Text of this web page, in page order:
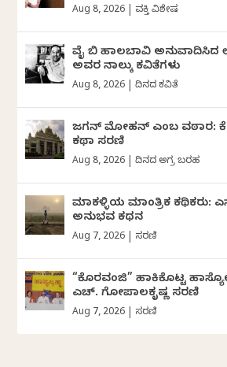
Aug 8, 2026 ವ್ಯಕ್ತಿ ವಿಶೇಷ
ವೈ ಬಿ ಹಾಲಬಾವಿ ಅನುವಾದಿಸಿದ
ಅವರ ನಾಲ್ಕು ಕವಿತೆಗಳು
Aug 8, 2026 |ದಿನದ ಕವಿತೆ
ಜಗನ್‌ ಮೋಹನ್‌ ಎಂಬ ವಠಾರ:
ಕಥಾ ಸರಣಿ
Aug 8, 2026 |ದಿನದ ಅಗ್ರ ಬರಹ
ಮಾಕಳ್ಳಿಯ ಮಾಂತ್ರಿಕ ಕಥಿಕರು:
ಅನುಭವ ಕಥನ
Aug 7, 2026 ಸರಣಿ
“ಕೊರವಂಜಿ” ಹಾಕಿಕೊಟ್ಟ
ಎಚ್. ಗೋಪಾಲಕೃಷ್ಣ ಸರಣಿ
Aug 7, 2026 ಸರಣಿ